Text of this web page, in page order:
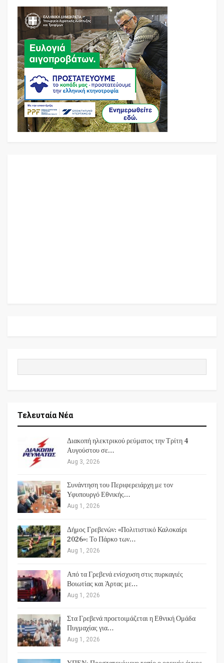
Τελευταία Νέα
Διακοπή ηλεκτρικού ρεύματος την Τρίτη 4
Αυγούστου σε…
Aug 3, 2026
Συνάντηση του Περιφερειάρχη με τον
Υφυπουργό Εθνικής…
Aug 1, 2026
Δήμος Γρεβενών: «Πολιτιστικό Καλοκαίρι
2026»: Το Πάρκο των…
Aug 1, 2026
Από τα Γρεβενά ενίσχυση στις πυρκαγιές
Βοιωτίας και Άρτας με…
Aug 1, 2026
Στα Γρεβενά προετοιμάζεται η Εθνική Ομάδα
Πυγμαχίας για…
Aug 1, 2026